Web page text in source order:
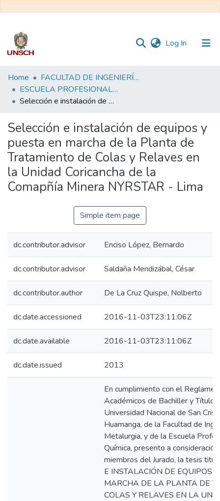
Log In (current)
Communities
&
Collections
Statistics
Home
FACULTAD DE INGENIERÍA QUÍMICA Y METALURGIA
ESCUELA PROFESIONAL DE INGENIERÍA QUÍMICA - TESIS
Selección e instalación de equipos y puesta en marcha de la Planta de Tratamiento de Colas y Relaves en la Unidad Coricancha de la Comapñía Minera NYRSTAR - Lima
Selección e instalación de equipos y
puesta en marcha de la Planta de
Tratamiento de Colas y Relaves en
la Unidad Coricancha de la
Comapñía Minera NYRSTAR - Lima
Simple item page
dc.contributor.advisor Enciso López, Bernardo
dc.contributor.advisor Saldaña Mendizábal, César
dc.contributor.author De La Cruz Quispe, Nolberto
dc.date.accessioned 2016-11-03T23:11:06Z
dc.date.available 2016-11-03T23:11:06Z
dc.date.issued 2013
En cumplimiento con el
Académicos de Bachiller y Título
Universidad Nacional de San
Huamanga, de la Facultad de
Metalurgia, y de la Escuela
Química, presento a
miembros del Jurado, la tesis
E INSTALACIÓN DE EQUIPOS
MARCHA DE LA PLANTA DE
COLAS Y RELAVES EN LA